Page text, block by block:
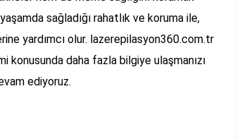
sağladığı rahatlık ve koruma ile,
yardımcı olur. lazerepilasyon360.com.tr
konusunda daha fazla bilgiye ulaşmanızı
ediyoruz.